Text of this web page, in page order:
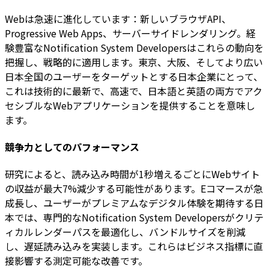
Webは急速に進化しています：新しいブラウザAPI、
Progressive Web Apps、サーバーサイドレンダリング。経
験豊富なNotification System Developersはこれらの動向を
把握し、戦略的に適用します。東京、大阪、そしてより広い
日本全国のユーザーをターゲットとする日本企業にとって、
これは技術的に最新で、高速で、日本語と英語の両方でアク
セシブルなWebアプリケーションを提供することを意味し
ます。
競争力としてのパフォーマンス
研究によると、読み込み時間が1秒増えるごとにWebサイト
の収益が最大7%減少する可能性があります。Eコマースが急
成長し、ユーザーがプレミアムなデジタル体験を期待する日
本では、専門的なNotification System Developersがクリテ
ィカルレンダーパスを最適化し、バンドルサイズを削減
し、遅延読み込みを実装します。これらはビジネス指標に直
接影響する測定可能な改善です。